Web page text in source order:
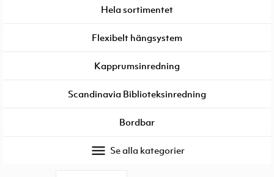
Hela sortimentet
Flexibelt hängsystem
Kapprumsinredning
Scandinavia Biblioteksinredning
Bordbar
menu Se alla kategorier